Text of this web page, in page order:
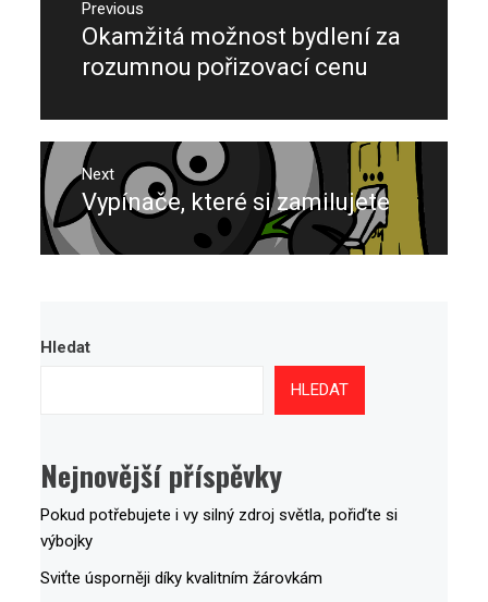
příspěvek
Previous
Previous
post:
Okamžitá možnost bydlení za
rozumnou pořizovací cenu
Next
Next
post:
Vypínače, které si zamilujete
Hledat
HLEDAT
Nejnovější příspěvky
Pokud potřebujete i vy silný zdroj světla, pořiďte si
výbojky
Sviťte úsporněji díky kvalitním žárovkám